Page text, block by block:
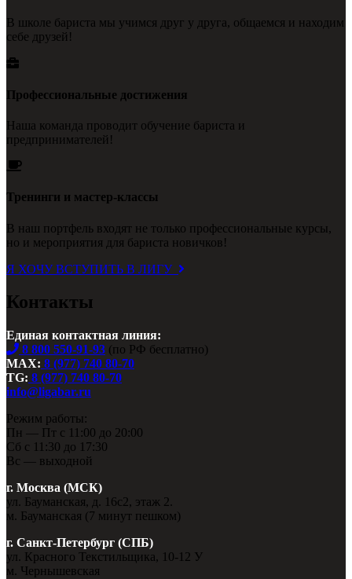
В школе бариста мы учимся друг у друга, общаемся и находим
себе друзей!
Профессиональные достижения
Наша команда проводит обучение бариста и
предпринимателей!
Тренинги и мастер-классы
В наш портфель входят не только профессиональные курсы,
но и мероприятия для бариста новичков!
Я ХОЧУ ВСТУПИТЬ В ЛИГУ
Контакты
Единая контактная линия:
8 800 550-91-93 (по РФ бесплатно)
MAX: 8 (977) 740 80-70
TG: 8 (977) 740 80-70
info@ligabar.ru
Режим работы:
Пн — Пт с 11:00 до 20:00
Сб с 11:30 до 17:30
Вс — выходной
г. Москва (МСК)
ул. Бауманская, д. 16с2, этаж 2.
м. Бауманская (7 минут пешком)
г. Санкт-Петербург (СПБ)
ул. Красного Текстильщика, 10-12 У
м. Чернышевская